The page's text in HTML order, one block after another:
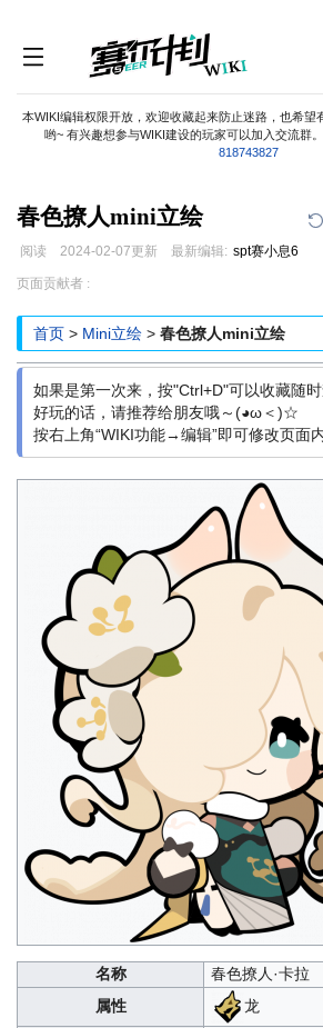
本WIKI编辑权限开放，欢迎收藏起来防止迷路，也希望
哟~ 有兴趣想参与WIKI建设的玩家可以加入交流群
818743827
春色撩人mini立绘
阅读 2024-02-07更新 最新编辑: spt赛小息6
跳
导
跳
搜
页面贡献者 :
首页 > Mini立绘 > 春色撩人mini立绘
如果是第一次来，按"Ctrl+D"可以收藏随
好玩的话，请推荐给朋友哦～(◕ω＜)☆
按右上角“WIKI功能→编辑”即可修改页面内
名称
春色撩人·卡拉
属性
龙